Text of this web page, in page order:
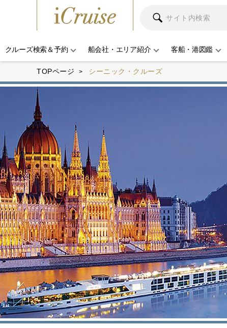
クルーズ検索＆予約 船会社・エリア紹介 客船・港図鑑
TOPページ シーニック・クルーズ